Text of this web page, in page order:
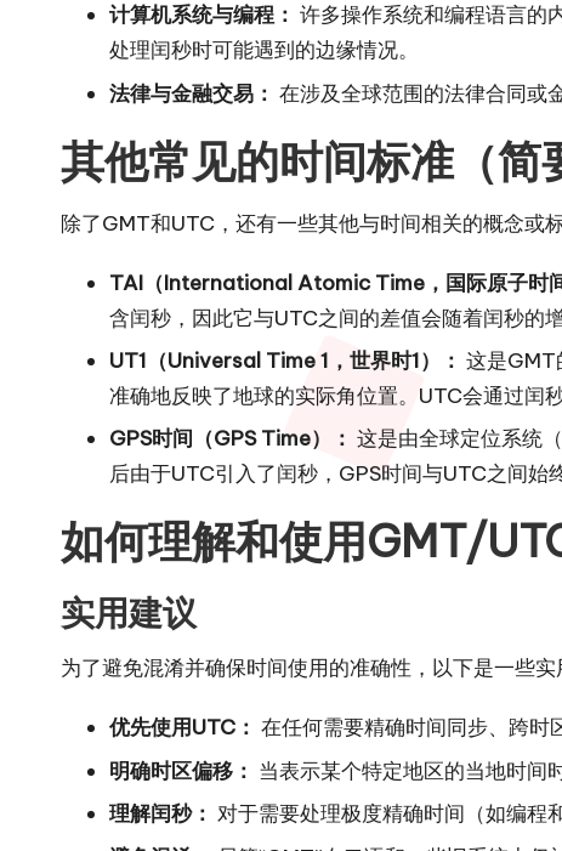
计算机系统与编程： 许多操作系统和编程语言的
处理闰秒时可能遇到的边缘情况。
法律与金融交易： 在涉及全球范围的法律合同或
其他常见的时间标准（简
除了GMT和UTC，还有一些其他与时间相关的概念或
TAI（International Atomic Time，国际原子时
含闰秒，因此它与UTC之间的差值会随着闰秒的增
UT1（Universal Time 1，世界时1）： 这是GMT
准确地反映了地球的实际角位置。UTC会通过闰
GPS时间（GPS Time）： 这是由全球定位系统
后由于UTC引入了闰秒，GPS时间与UTC之间始
如何理解和使用GMT/
实用建议
为了避免混淆并确保时间使用的准确性，以下是一些实
优先使用UTC： 在任何需要精确时间同步、跨时
明确时区偏移： 当表示某个特定地区的当地时间
理解闰秒： 对于需要处理极度精确时间（如编程